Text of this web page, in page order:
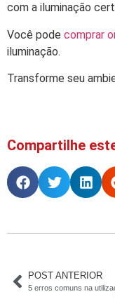
com a iluminação
Você pode comprar
iluminação.
Transforme seu
Compartilhe
POST ANTERIOR
5 erros comuns na